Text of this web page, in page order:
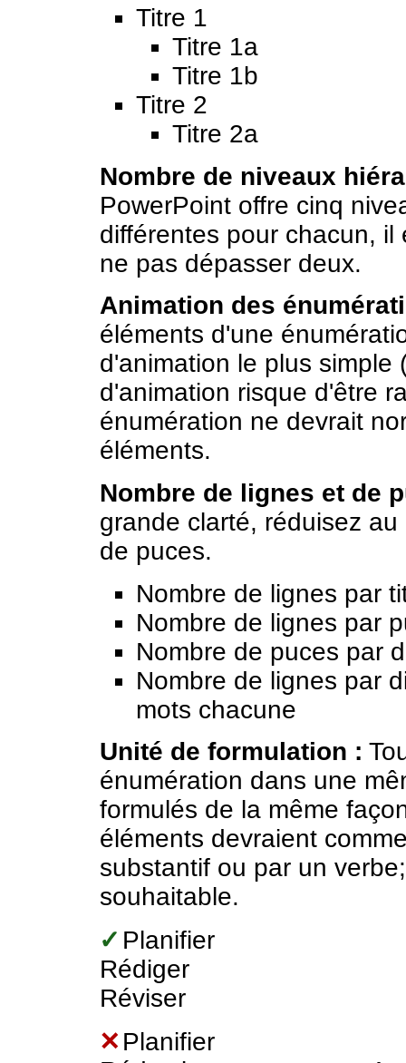
Titre 1
Titre 1a
Titre 1b
Titre 2
Titre 2a
Nombre de niveaux
PowerPoint offre cinq
différentes pour chacun,
ne pas dépasser deux.
Animation des
éléments d'une
d'animation le plus simple
d'animation risque d'être
énumération ne devrait
éléments.
Nombre de lignes et de
grande clarté, réduisez
de puces.
Nombre de lignes par
Nombre de lignes par
Nombre de puces par
Nombre de lignes par
mots chacune
Unité de formulation :
énumération dans une
formulés de la même
éléments devraient
substantif ou par un
souhaitable.
✓ Planifier
Rédiger
Réviser
✕ Planifier